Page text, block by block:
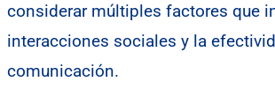
considerar múltiples factores que
interacciones sociales y la
comunicación.